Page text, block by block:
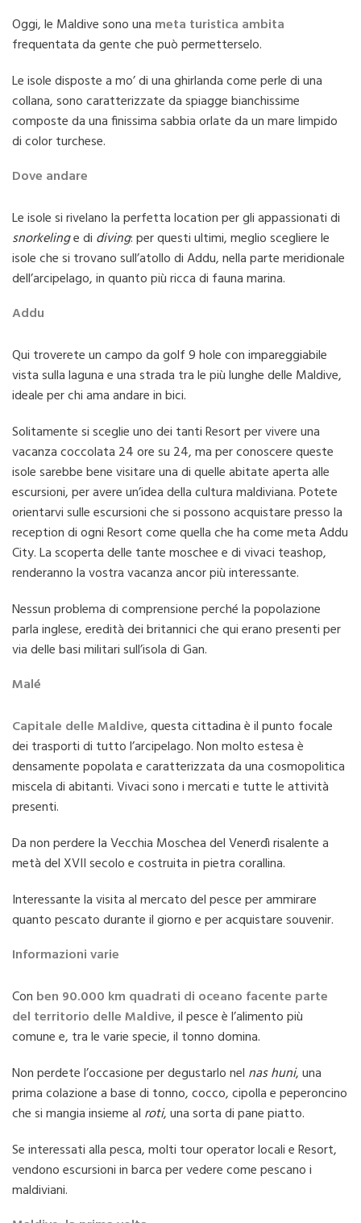
Oggi, le Maldive sono una meta turistica ambita
frequentata da gente che può permetterselo.
Le isole disposte a mo’ di una ghirlanda come perle di una
collana, sono caratterizzate da spiagge bianchissime
composte da una finissima sabbia orlate da un mare limpido
di color turchese.
Dove andare
Le isole si rivelano la perfetta location per gli appassionati di
snorkelinge di diving: per questi ultimi, meglio scegliere le
isole che si trovano sull’atollo di Addu, nella parte meridionale
dell’arcipelago, in quanto più ricca di fauna marina.
Addu
Qui troverete un campo da golf 9 hole con impareggiabile
vista sulla laguna e una strada tra le più lunghe delle Maldive,
ideale per chi ama andare in bici.
Solitamente si sceglie uno dei tanti Resort per vivere una
vacanza coccolata 24 ore su 24, ma per conoscere queste
isole sarebbe bene visitare una di quelle abitate aperta alle
escursioni, per avere un’idea della cultura maldiviana. Potete
orientarvi sulle escursioni che si possono acquistare presso la
reception di ogni Resort come quella che ha come meta Addu
City. La scoperta delle tante moschee e di vivaci teashop,
renderanno la vostra vacanza ancor più interessante.
Nessun problema di comprensione perché la popolazione
parla inglese, eredità dei britannici che qui erano presenti per
via delle basi militari sull’isola di Gan.
Malé
Capitale delle Maldive, questa cittadina è il punto focale
dei trasporti di tutto l’arcipelago. Non molto estesa è
densamente popolata e caratterizzata da una cosmopolitica
miscela di abitanti. Vivaci sono i mercati e tutte le attività
presenti.
Da non perdere la Vecchia Moschea del Venerdì risalente a
metà del XVII secolo e costruita in pietra corallina.
Interessante la visita al mercato del pesce per ammirare
quanto pescato durante il giorno e per acquistare souvenir.
Informazioni varie
Con ben 90.000 km quadrati di oceano facente parte
del territorio delle Maldive, il pesce è l’alimento più
comune e, tra le varie specie, il tonno domina.
Non perdete l’occasione per degustarlo nel nas huni, una
prima colazione a base di tonno, cocco, cipolla e peperoncino
che si mangia insieme al roti, una sorta di pane piatto.
Se interessati alla pesca, molti tour operator locali e Resort,
vendono escursioni in barca per vedere come pescano i
maldiviani.